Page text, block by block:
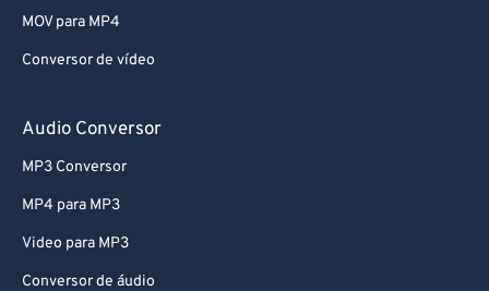
MOV para MP4
Conversor de vídeo
Audio Conversor
MP3 Conversor
MP4 para MP3
Video para MP3
Conversor de áudio